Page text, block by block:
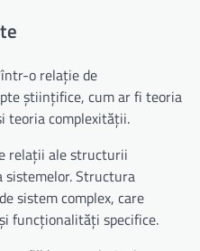
o relație de
științifice, cum ar fi teoria
teoria complexității.
relații ale structurii
sistemelor. Structura
sistem complex, care
funcționalități specifice.